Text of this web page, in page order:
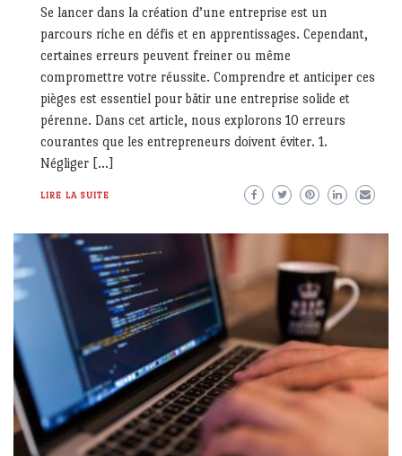
Se lancer dans la création d’une entreprise est un
parcours riche en défis et en apprentissages. Cependant,
certaines erreurs peuvent freiner ou même
compromettre votre réussite. Comprendre et anticiper ces
pièges est essentiel pour bâtir une entreprise solide et
pérenne. Dans cet article, nous explorons 10 erreurs
courantes que les entrepreneurs doivent éviter. 1.
Négliger […]
LIRE LA SUITE